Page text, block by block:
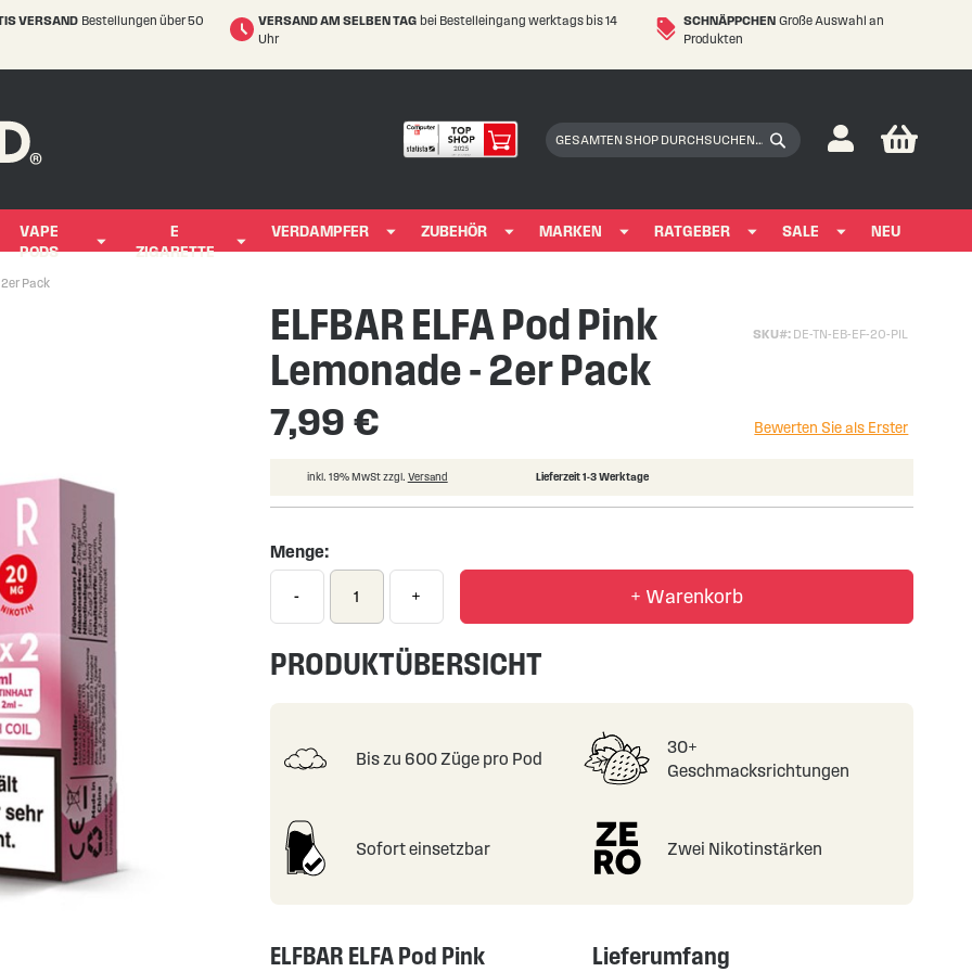
VERSAND Bestellungen über 50
VERSAND AM SELBEN TAG bei Bestelleingang werktags bis 14
Uhr
SCHNÄPPCHEN Große Auswahl an
Produkten
Suchen
My
VAPE
PODS
E
ZIGARETTE
VERDAMPFER ZUBEHÖR MARKEN RATGEBER SALE NEU
2er Pack
ELFBAR ELFA Pod Pink
Lemonade - 2er Pack
SKU DE-TN-EB-EF-20-PIL
7,99 € Bewerten Sie als Erster
inkl. 19% MwSt zzgl. Versand Lieferzeit 1-3 Werktage
Menge:
- + + Warenkorb
PRODUKTÜBERSICHT
Bis zu 600 Züge pro Pod
30+
Geschmacksrichtungen
Sofort einsetzbar Zwei Nikotinstärken
ELFBAR ELFA Pod Pink
Lieferumfang